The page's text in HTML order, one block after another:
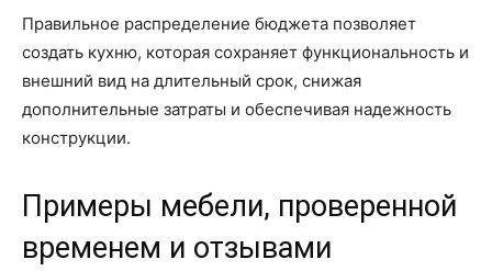
Правильное распределение бюджета позволяет
создать кухню, которая сохраняет функциональность и
внешний вид на длительный срок, снижая
дополнительные затраты и обеспечивая надежность
конструкции.
Примеры мебели, проверенной
временем и отзывами